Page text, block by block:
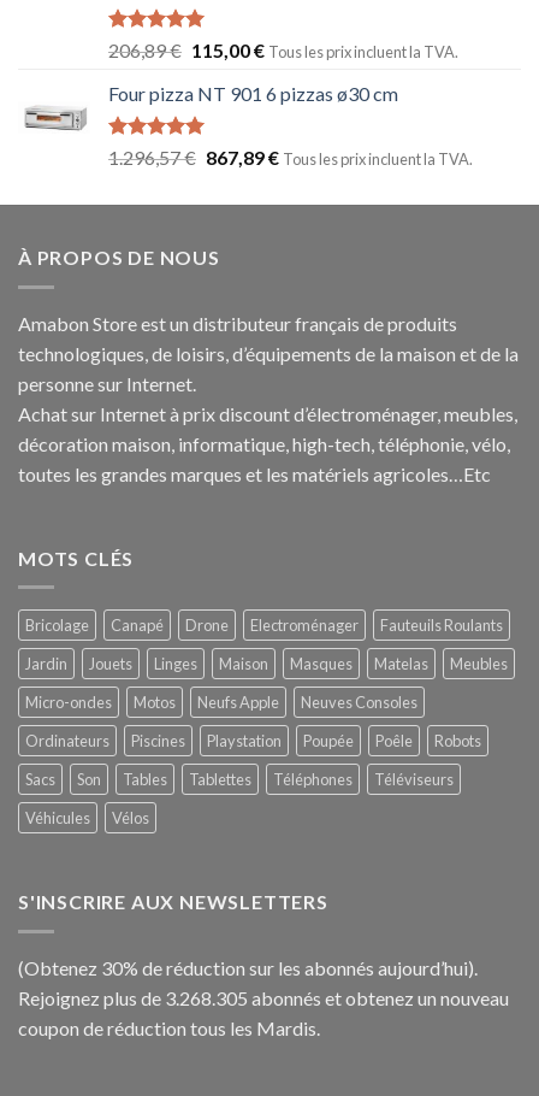
Note5.00
sur 5
206,89€ 115,00€ Tous les prix incluent la TVA.
Four pizza NT 901 6 pizzas ø30 cm
Note5.00
1.296,57€ 867,89€ Tous les prix incluent la TVA.
À PROPOS DE NOUS
Amabon Store est un distributeur français de produits
technologiques, de loisirs, d’équipements de la maison et de la
personne sur Internet.
Achat sur Internet à prix discount d’électroménager, meubles,
décoration maison, informatique, high-tech , téléphonie, vélo,
toutes les grandes marques et les matériels agricoles…Etc
MOTS CLÉS
Bricolage Canapé Drone Electroménager
Fauteuils Roulants
Jardin
Jouets Linges Maison Masques Matelas
Meubles
Micro-ondes
Motos Neufs Apple
Neuves Consoles
Ordinateurs
Piscines Playstation Poupée Poêle
Robots
Sacs
Son Tables Tablettes Téléphones
Téléviseurs
Véhicules
Vélos
S'INSCRIRE AUX NEWSLETTERS
(Obtenez 30% de réduction sur les abonnés aujourd’hui).
Rejoignez plus de 3.268.305 abonnés et obtenez un nouveau
coupon de réduction tous les Mardis.